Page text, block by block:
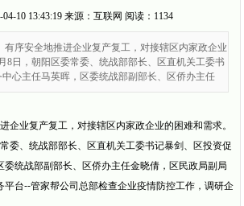
04-10 13:43:19来源： 互联网 阅读：1134
有序安全地推进企业复产复工，对接辖区内家政企业
8日，朝阳区委常委、统战部部长、区直机关工委书
心主任马英晖，区委统战部副部长、区侨办主任
业复产复工，对接辖区内家政企业的困难和需求。
委、统战部部长、区直机关工委书记暴剑、区投资促
委统战部副部长、区侨办主任金晓倩，区民政局副局
平台--管家帮公司总部检查企业疫情防控工作，调研企